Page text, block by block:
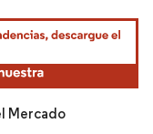
según CC BY 4.0.
Mercado